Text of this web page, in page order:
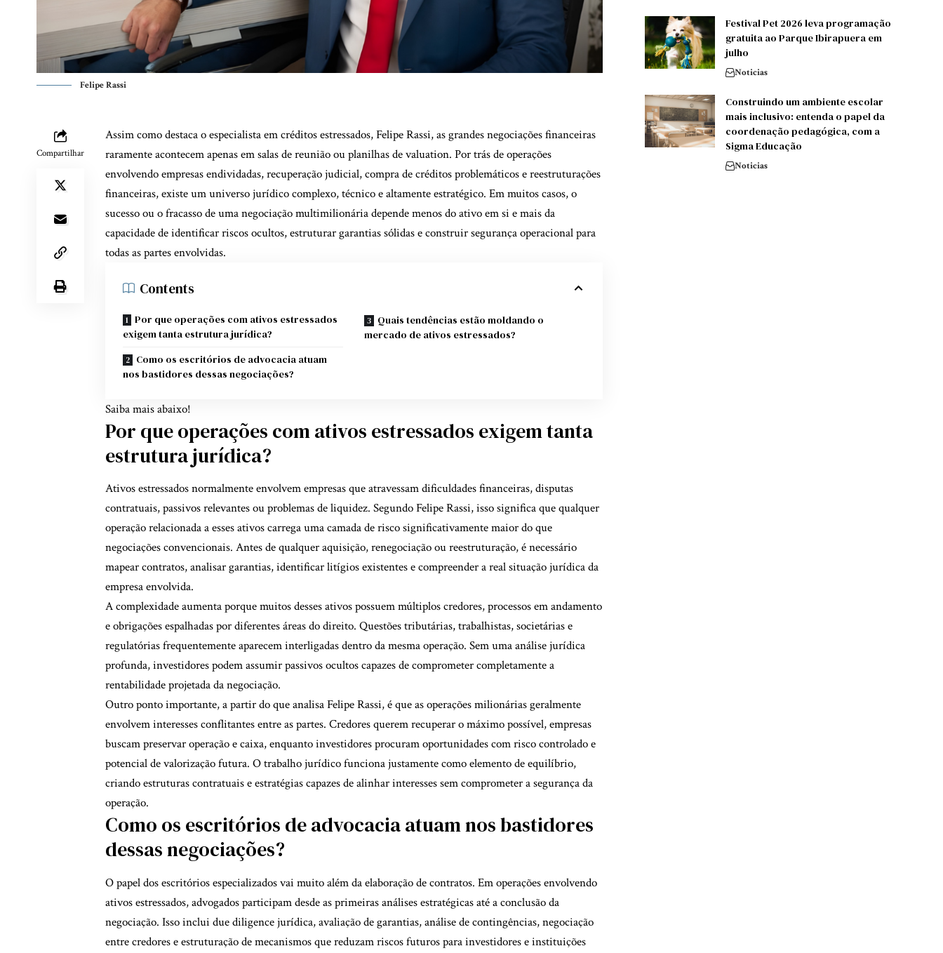
Felipe Rassi
Compartilhar
Assim como destaca o especialista em créditos estressados, Felipe Rassi, as grandes negociações financeiras
raramente acontecem apenas em salas de reunião ou planilhas de valuation. Por trás de operações
envolvendo empresas endividadas, recuperação judicial, compra de créditos problemáticos e reestruturações
financeiras, existe um universo jurídico complexo, técnico e altamente estratégico. Em muitos casos, o
sucesso ou o fracasso de uma negociação multimilionária depende menos do ativo em si e mais da
capacidade de identificar riscos ocultos, estruturar garantias sólidas e construir segurança operacional para
todas as partes envolvidas.
Contents
Por que operações com ativos estressados
exigem tanta estrutura jurídica?
Como os escritórios de advocacia atuam
nos bastidores dessas negociações?
Quais tendências estão moldando o
mercado de ativos estressados?
Saiba mais abaixo!
Por que operações com ativos estressados exigem tanta
estrutura jurídica?
Ativos estressados normalmente envolvem empresas que atravessam dificuldades financeiras, disputas
contratuais, passivos relevantes ou problemas de liquidez. Segundo Felipe Rassi, isso significa que qualquer
operação relacionada a esses ativos carrega uma camada de risco significativamente maior do que
negociações convencionais. Antes de qualquer aquisição, renegociação ou reestruturação, é necessário
mapear contratos, analisar garantias, identificar litígios existentes e compreender a real situação jurídica da
empresa envolvida.
A complexidade aumenta porque muitos desses ativos possuem múltiplos credores, processos em andamento
e obrigações espalhadas por diferentes áreas do direito. Questões tributárias, trabalhistas, societárias e
regulatórias frequentemente aparecem interligadas dentro da mesma operação. Sem uma análise jurídica
profunda, investidores podem assumir passivos ocultos capazes de comprometer completamente a
rentabilidade projetada da negociação.
Outro ponto importante, a partir do que analisa Felipe Rassi, é que as operações milionárias geralmente
envolvem interesses conflitantes entre as partes. Credores querem recuperar o máximo possível, empresas
buscam preservar operação e caixa, enquanto investidores procuram oportunidades com risco controlado e
potencial de valorização futura. O trabalho jurídico funciona justamente como elemento de equilíbrio,
criando estruturas contratuais e estratégias capazes de alinhar interesses sem comprometer a segurança da
operação.
Como os escritórios de advocacia atuam nos bastidores
dessas negociações?
O papel dos escritórios especializados vai muito além da elaboração de contratos. Em operações envolvendo
ativos estressados, advogados participam desde as primeiras análises estratégicas até a conclusão da
negociação. Isso inclui due diligence jurídica, avaliação de garantias, análise de contingências, negociação
entre credores e estruturação de mecanismos que reduzam riscos futuros para investidores e instituições
Festival Pet 2026 leva programação
gratuita ao Parque Ibirapuera em
julho
Noticias
Construindo um ambiente escolar
mais inclusivo: entenda o papel da
coordenação pedagógica, com a
Sigma Educação
Noticias